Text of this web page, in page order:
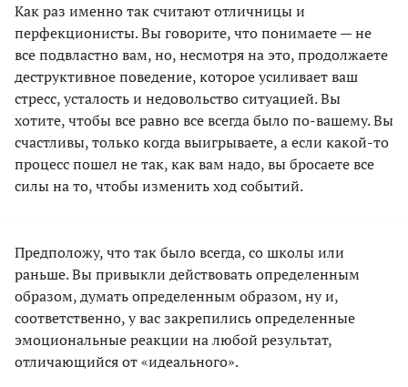
Как раз именно так считают отличницы и
перфекционисты. Вы говорите, что понимаете — не
все подвластно вам, но, несмотря на это, продолжаете
деструктивное поведение, которое усиливает ваш
стресс, усталость и недовольство ситуацией. Вы
хотите, чтобы все равно все всегда было по-вашему. Вы
счастливы, только когда выигрываете, а если какой-то
процесс пошел не так, как вам надо, вы бросаете все
силы на то, чтобы изменить ход событий.
Предположу, что так было всегда, со школы или
раньше. Вы привыкли действовать определенным
образом, думать определенным образом, ну и,
соответственно, у вас закрепились определенные
эмоциональные реакции на любой результат,
отличающийся от «идеального».